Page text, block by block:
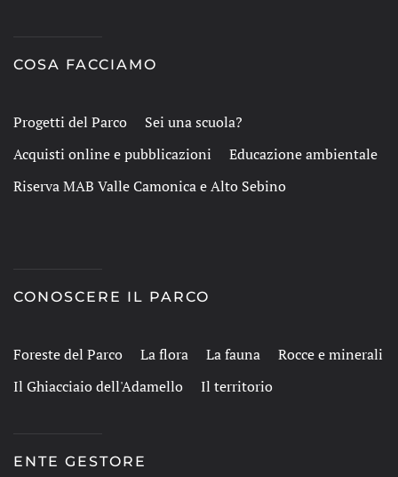
COSA FACCIAMO
Progetti del Parco
Sei una scuola?
Acquisti online e pubblicazioni
Educazione ambientale
Riserva MAB Valle Camonica e Alto Sebino
CONOSCERE IL PARCO
Foreste del Parco La flora La fauna
Rocce e minerali
Il Ghiacciaio dell'Adamello
Il territorio
ENTE GESTORE